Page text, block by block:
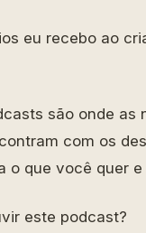
eu recebo ao
são onde as
com os
o que você quer e
este podcast?